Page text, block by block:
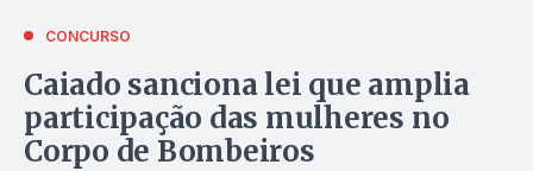
CONCURSO
Caiado sanciona lei que amplia
participação das mulheres no
Corpo de Bombeiros